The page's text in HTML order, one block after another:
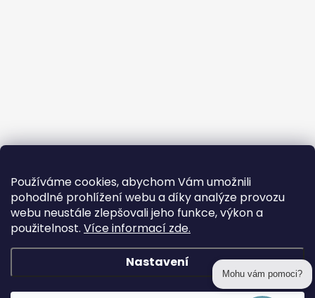
Používáme cookies, abychom Vám umožnili
pohodlné prohlížení webu a díky analýze provozu
webu neustále zlepšovali jeho funkce, výkon a
použitelnost. Více informací zde.
Nastavení
Copyright 2026prohackovani.cz. Všechna práva vyhrazena.
Mohu vám pomoci?